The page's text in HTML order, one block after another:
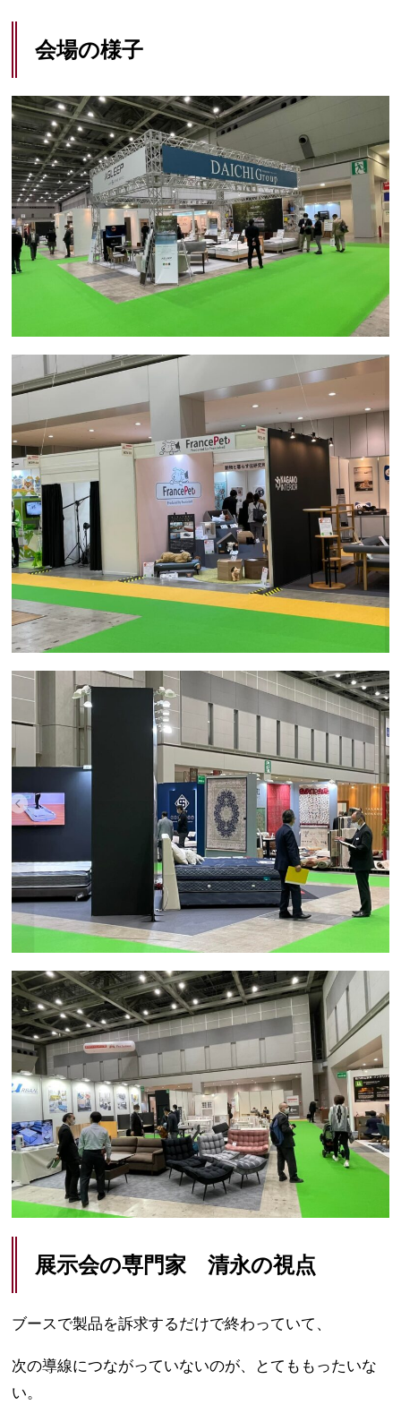
会場の様子
展示会の専門家 清永の視点
ブースで製品を訴求するだけで終わっていて、
次の導線につながっていないのが、とてももったいな
い。